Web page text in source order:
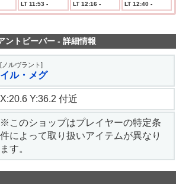
LT 11:53 - LT 12:16 - LT 12:40 -
ントビーバー - 詳細情報
[ノルヴラント]
イル・メグ
X:20.6 Y:36.2 付近
※このショップはプレイヤーの特定条
件によって取り扱いアイテムが異なり
ます。